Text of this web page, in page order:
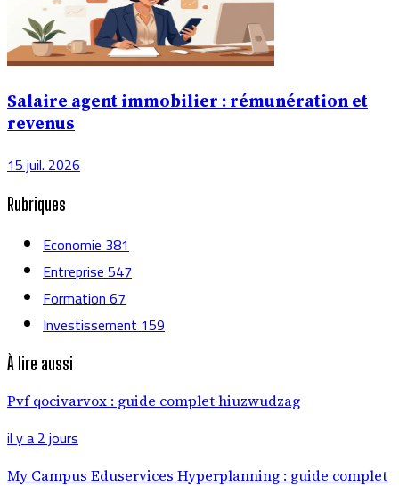
Salaire agent immobilier : rémunération et
revenus
15 juil. 2026
Rubriques
Economie381
Entreprise547
Formation67
Investissement159
À lire aussi
Pvf qocivarvox : guide complet hiuzwudzag
il y a 2 jours
My Campus Eduservices Hyperplanning : guide complet